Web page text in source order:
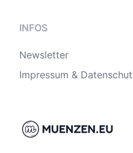
INFOS
Newsletter
Impressum &